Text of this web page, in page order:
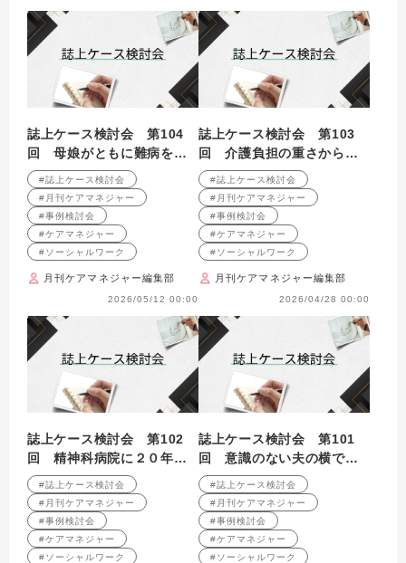
誌上ケース検討会 第104
回 母娘がともに難病をも
つ２世代同居世帯への支援
を考える （2009年2月号掲
載）
#誌上ケース検討会
#月刊ケアマネジャー
#事例検討会
#ケアマネジャー
#ソーシャルワーク
月刊ケアマネジャー編集部
2026/05/12 00:00
誌上ケース検討会 第103
回 介護負担の重さから施
設入所に至ったケースへの
支援を振り返る （2009年1
月号掲載）
#誌上ケース検討会
#月刊ケアマネジャー
#事例検討会
#ケアマネジャー
#ソーシャルワーク
月刊ケアマネジャー編集部
2026/04/28 00:00
誌上ケース検討会 第102
回 精神科病院に２０年間
入院している統合失調症の
男性への支援を考える
（2008年12月号掲載）
#誌上ケース検討会
#月刊ケアマネジャー
#事例検討会
#ケアマネジャー
#ソーシャルワーク
誌上ケース検討会 第101
回 意識のない夫の横で涙
に暮れる妻をどう理解し、
支えていくか （2008年11
月号掲載）
#誌上ケース検討会
#月刊ケアマネジャー
#事例検討会
#ケアマネジャー
#ソーシャルワーク